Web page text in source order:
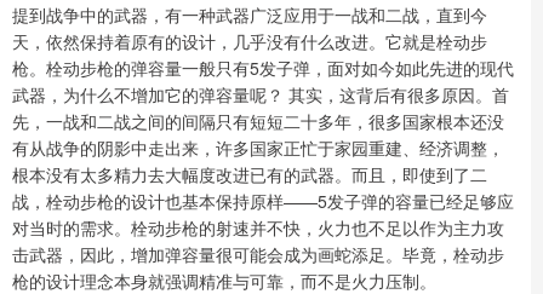
提到战争中的武器，有一种武器广泛应用于一战和二战，直到今
天，依然保持着原有的设计，几乎没有什么改进。它就是栓动步
枪。栓动步枪的弹容量一般只有5发子弹，面对如今如此先进的现代
武器，为什么不增加它的弹容量呢？ 其实，这背后有很多原因。首
先，一战和二战之间的间隔只有短短二十多年，很多国家根本还没
有从战争的阴影中走出来，许多国家正忙于家园重建、经济调整，
根本没有太多精力去大幅度改进已有的武器。而且，即使到了二
战，栓动步枪的设计也基本保持原样——5发子弹的容量已经足够应
对当时的需求。栓动步枪的射速并不快，火力也不足以作为主力攻
击武器，因此，增加弹容量很可能会成为画蛇添足。毕竟，栓动步
枪的设计理念本身就强调精准与可靠，而不是火力压制。